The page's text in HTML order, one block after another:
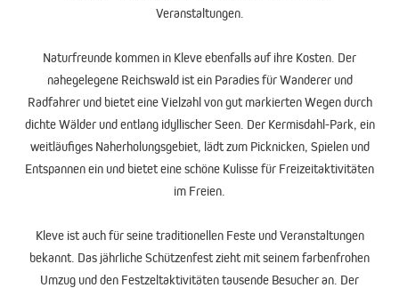
Veranstaltungen.
Naturfreunde kommen in Kleve ebenfalls auf ihre Kosten. Der
nahegelegene Reichswald ist ein Paradies für Wanderer und
Radfahrer und bietet eine Vielzahl von gut markierten Wegen durch
dichte Wälder und entlang idyllischer Seen. Der Kermisdahl-Park, ein
weitläufiges Naherholungsgebiet, lädt zum Picknicken, Spielen und
Entspannen ein und bietet eine schöne Kulisse für Freizeitaktivitäten
im Freien.
Kleve ist auch für seine traditionellen Feste und Veranstaltungen
bekannt. Das jährliche Schützenfest zieht mit seinem farbenfrohen
Umzug und den Festzeltaktivitäten tausende Besucher an. Der